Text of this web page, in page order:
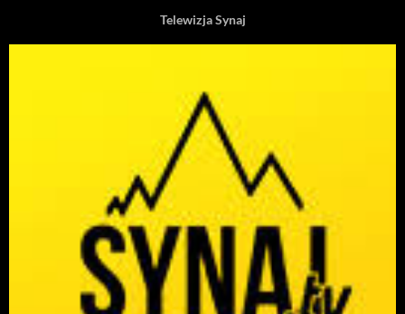
Telewizja Synaj